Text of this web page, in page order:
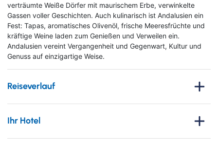
verträumte Weiße Dörfer mit maurischem Erbe, verwinkelte
Gassen voller Geschichten. Auch kulinarisch ist Andalusien ein
Fest: Tapas, aromatisches Olivenöl, frische Meeresfrüchte und
kräftige Weine laden zum Genießen und Verweilen ein.
Andalusien vereint Vergangenheit und Gegenwart, Kultur und
Genuss auf einzigartige Weise.
Reiseverlauf
Vom gewählten Abflughafen fliegen Sie mit einem Direktflug
Ihr Hotel